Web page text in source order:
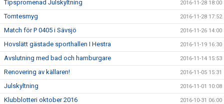
Tipspromenad Julskyltning 2016-11-28 18:00
Tomtesmyg 2016-11-28 17:52
Match för P 0405 i Sävsjö 2016-11-26 14:00
Hovslätt gästade sporthallen I Hestra 2016-11-19 16:30
Avslutning med bad och hamburgare 2016-11-14 15:53
Renovering av källaren! 2016-11-05 15:31
Julskyltning 2016-11-01 10:08
Klubblotteri oktober 2016 2016-10-31 06:00